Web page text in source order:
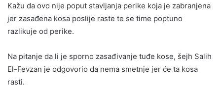
Kažu da ovo nije poput stavljanja perike koja je zabranjena
jer zasađena kosa poslije raste te se time poptuno
razlikuje od perike.
Na pitanje da li je sporno zasađivanje tuđe kose, šejh Salih
El-Fevzan je odgovorio da nema smetnje jer će ta kosa
rasti.